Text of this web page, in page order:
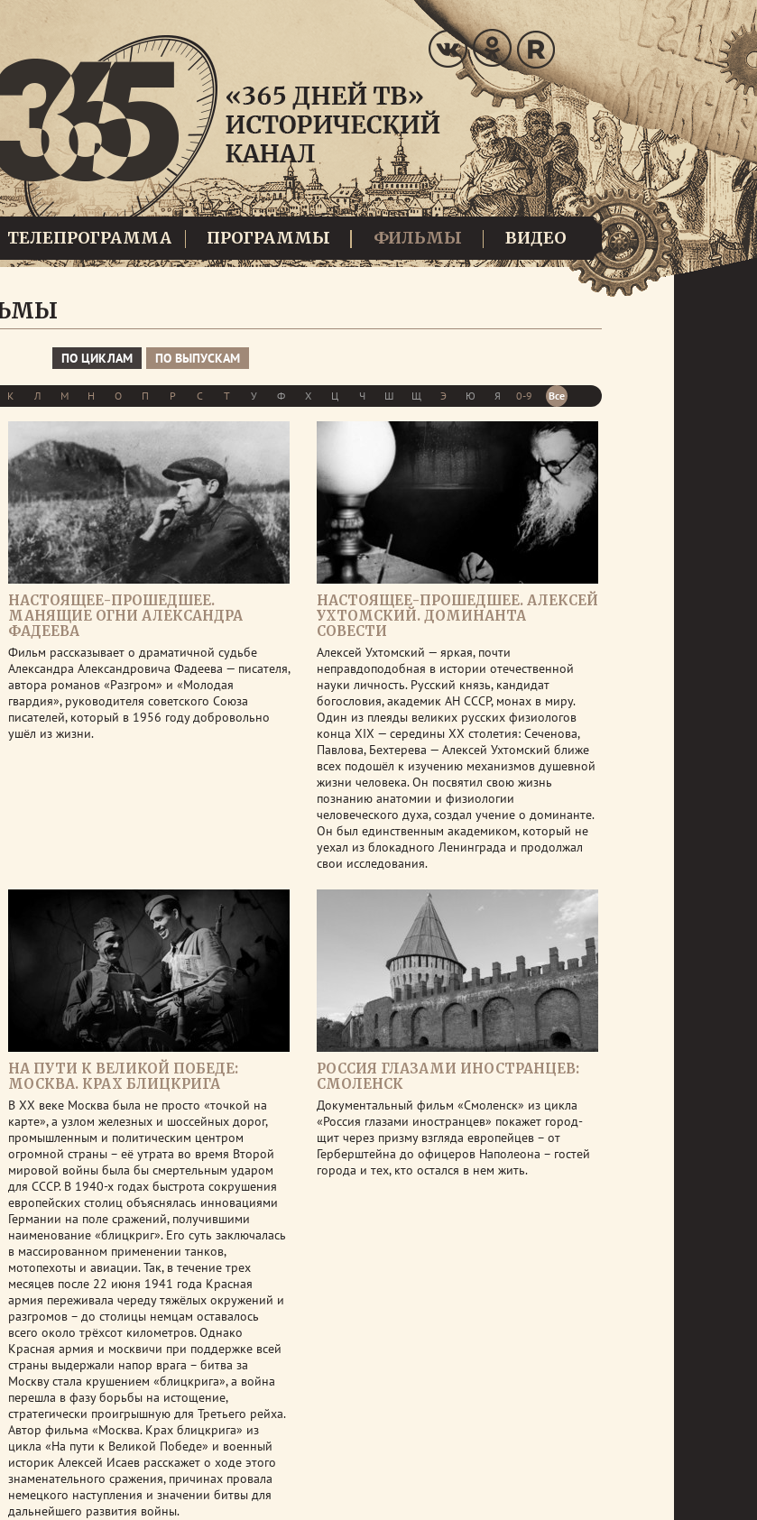
ТЕЛЕПРОГРАММА ПРОГРАММЫ ФИЛЬМЫ ВИДЕО
ПО ЦИКЛАМ ПО ВЫПУСКАМ
К Л М Н О П Р С Т У Ф Х Ц Ч Ш Щ Э Ю Я 0-9 Все
НАСТОЯЩЕЕ-ПРОШЕДШЕЕ.
МАНЯЩИЕ ОГНИ АЛЕКСАНДРА
ФАДЕЕВА
Фильм рассказывает о драматичной судьбе
Александра Александровича Фадеева — писателя,
автора романов «Разгром» и «Молодая
гвардия», руководителя советского Союза
писателей, который в 1956 году добровольно
ушёл из жизни.
НАСТОЯЩЕЕ-ПРОШЕДШЕЕ. АЛЕКСЕЙ
УХТОМСКИЙ. ДОМИНАНТА
СОВЕСТИ
Алексей Ухтомский — яркая, почти
неправдоподобная в истории отечественной
науки личность. Русский князь, кандидат
богословия, академик АН СССР, монах в миру.
Один из плеяды великих русских физиологов
конца ХIX — середины XX столетия: Сеченова,
Павлова, Бехтерева — Алексей Ухтомский ближе
всех подошёл к изучению механизмов душевной
жизни человека. Он посвятил свою жизнь
познанию анатомии и физиологии
человеческого духа, создал учение о доминанте.
Он был единственным академиком, который не
уехал из блокадного Ленинграда и продолжал
свои исследования.
НА ПУТИ К ВЕЛИКОЙ ПОБЕДЕ:
МОСКВА. КРАХ БЛИЦКРИГА
В ХХ веке Москва была не просто «точкой на
карте», а узлом железных и шоссейных дорог,
промышленным и политическим центром
огромной страны – её утрата во время Второй
мировой войны была бы смертельным ударом
для СССР. В 1940-х годах быстрота сокрушения
европейских столиц объяснялась инновациями
Германии на поле сражений, получившими
наименование «блицкриг». Его суть заключалась
в массированном применении танков,
мотопехоты и авиации. Так, в течение трех
месяцев после 22 июня 1941 года Красная
армия переживала череду тяжёлых окружений и
разгромов – до столицы немцам оставалось
всего около трёхсот километров. Однако
Красная армия и москвичи при поддержке всей
страны выдержали напор врага – битва за
Москву стала крушением «блицкрига», а война
перешла в фазу борьбы на истощение,
стратегически проигрышную для Третьего рейха.
Автор фильма «Москва. Крах блицкрига» из
цикла «На пути к Великой Победе» и военный
историк Алексей Исаев расскажет о ходе этого
знаменательного сражения, причинах провала
немецкого наступления и значении битвы для
дальнейшего развития войны.
РОССИЯ ГЛАЗАМИ ИНОСТРАНЦЕВ:
СМОЛЕНСК
Документальный фильм «Смоленск» из цикла
«Россия глазами иностранцев» покажет город-
щит через призму взгляда европейцев – от
Герберштейна до офицеров Наполеона – гостей
города и тех, кто остался в нем жить.